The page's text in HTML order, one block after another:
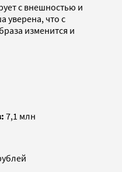
с внешностью и
уверена, что с
изменится и
7,1 млн